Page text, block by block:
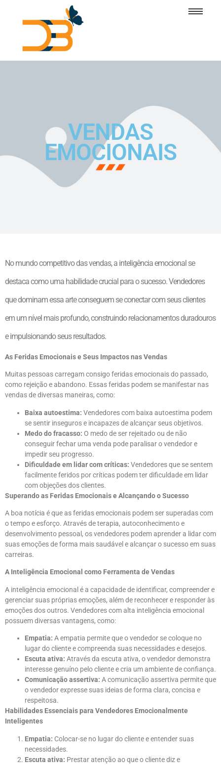
VENDAS
EMOCIONAIS
No mundo competitivo das vendas, a inteligência emocional se
destaca como uma habilidade crucial para o sucesso. Vendedores
que dominam essa arte conseguem se conectar com seus clientes
em um nível mais profundo, construindo relacionamentos duradouros
e impulsionando seus resultados.
As Feridas Emocionais e Seus Impactos nas Vendas
Muitas pessoas carregam consigo feridas emocionais do passado,
como rejeição e abandono. Essas feridas podem se manifestar nas
vendas de diversas maneiras, como:
Baixa autoestima: Vendedores com baixa autoestima podem
se sentir inseguros e incapazes de alcançar seus objetivos.
Medo do fracasso: O medo de ser rejeitado ou de não
conseguir fechar uma venda pode paralisar o vendedor e
impedir seu progresso.
Dificuldade em lidar com críticas: Vendedores que se sentem
facilmente feridos por críticas podem ter dificuldade em lidar
com objeções dos clientes.
Superando as Feridas Emocionais e Alcançando o Sucesso
A boa notícia é que as feridas emocionais podem ser superadas com
o tempo e esforço. Através de terapia, autoconhecimento e
desenvolvimento pessoal, os vendedores podem aprender a lidar com
suas emoções de forma mais saudável e alcançar o sucesso em suas
carreiras.
A Inteligência Emocional como Ferramenta de Vendas
A inteligência emocional é a capacidade de identificar, compreender e
gerenciar suas próprias emoções, além de reconhecer e responder às
emoções dos outros. Vendedores com alta inteligência emocional
possuem diversas vantagens, como:
Empatia: A empatia permite que o vendedor se coloque no
lugar do cliente e compreenda suas necessidades e desejos.
Escuta ativa: Através da escuta ativa, o vendedor demonstra
interesse genuíno pelo cliente e cria um ambiente de confiança.
Comunicação assertiva: A comunicação assertiva permite que
o vendedor expresse suas ideias de forma clara, concisa e
respeitosa.
Habilidades Essenciais para Vendedores Emocionalmente
Inteligentes
Empatia: Colocar-se no lugar do cliente e entender suas
necessidades.
Escuta ativa: Prestar atenção ao que o cliente diz e